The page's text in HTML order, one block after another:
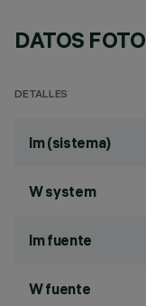
DATOS
DETALLES
lm (sistema)
W system
lm fuente
W fuente